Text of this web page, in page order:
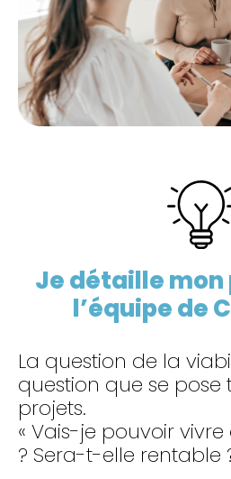
Je détaille
l’équipe de
La question de la
question que se
projets.
« Vais-je pouvoir
? Sera-t-elle rentable